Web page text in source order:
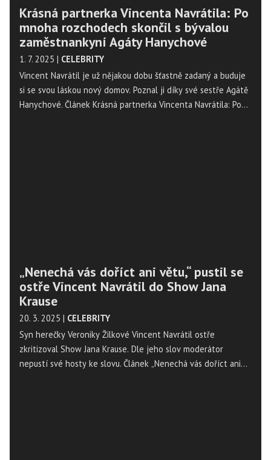
Krásná partnerka Vincenta Navrátila: Po
mnoha rozchodech skončil s bývalou
zaměstnankyní Agáty Hanychové
1. 7. 2025 | CELEBRITY
Vincent Navrátil je už nějakou dobu šťastně zadaný a buduje
si se svou láskou nový domov. Poznal ji díky své sestře Agátě
Hanychové. Článek Krásná partnerka Vincenta Navrátila: Po
„Nenechá vás doříct ani větu,“ pustil se
ostře Vincent Navrátil do Show Jana
Krause
20. 3. 2025 | CELEBRITY
Syn herečky Veroniky Žilkové Vincent Navrátil ostře
zkritizoval Show Jana Krause. Dle jeho slov moderátor
nepustí své hosty ke slovu. Článek „Nenechá vás doříct ani